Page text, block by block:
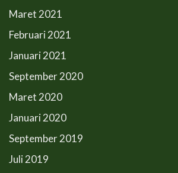
Maret 2021
Februari 2021
Januari 2021
September 2020
Maret 2020
Januari 2020
September 2019
Juli 2019